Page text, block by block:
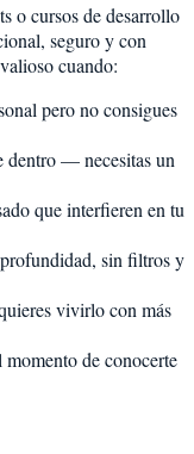
o cursos de desarrollo
seguro y con
cuando:
pero no consigues
dentro — necesitas un
que interfieren en tu
sin filtros y
vivirlo con más
de conocerte